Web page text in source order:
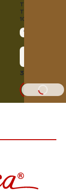
ТВОРОГ ИЗ
ТОПЛЕНОГО
10-12%, 400 Г
Упаковка 400 г
312,48 ₽
В КОРЗИНУ